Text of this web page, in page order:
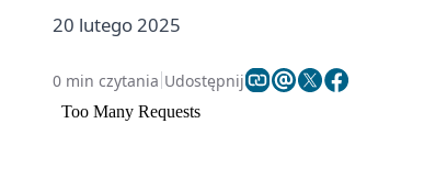
20 lutego 2025
0 min czytania Udostępnij